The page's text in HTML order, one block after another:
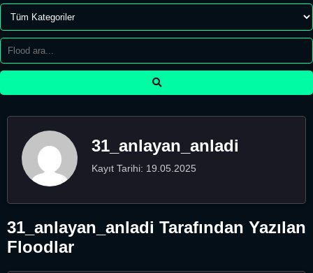
31_anlayan_anladi
Kayıt Tarihi: 19.05.2025
31_anlayan_anladi Tarafından Yazılan
Floodlar